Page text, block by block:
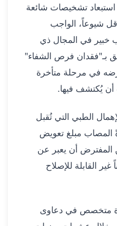
تشخيصات شائعة
شيوعاً، الواجب
خبير في المجال ذي
بـ"فقدان فرص الشفاء"
في مرحلة متأخرة
يُكتشف فيها.
الطبي التي تُقبل
المصاب مبلغ تعويض
أن يعبر عن
القابلة للإصلاح
متخصص في دعاوى